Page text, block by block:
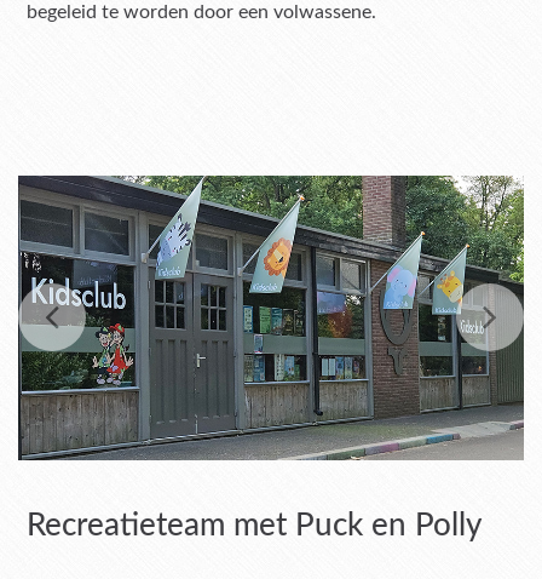
begeleid te worden door een volwassene.
Recreatieteam met Puck en Polly